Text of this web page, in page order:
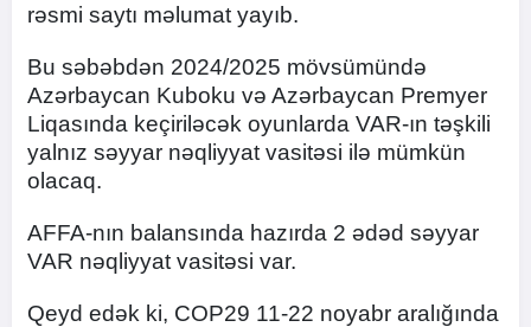
rəsmi saytı məlumat yayıb.
Bu səbəbdən 2024/2025 mövsümündə
Azərbaycan Kuboku və Azərbaycan Premyer
Liqasında keçiriləcək oyunlarda VAR-ın təşkili
yalnız səyyar nəqliyyat vasitəsi ilə mümkün
olacaq.
AFFA-nın balansında hazırda 2 ədəd səyyar
VAR nəqliyyat vasitəsi var.
Qeyd edək ki, COP29 11-22 noyabr aralığında